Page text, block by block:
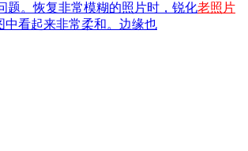
题。恢复非常模糊的照片时，锐化老照片
中看起来非常柔和。边缘也